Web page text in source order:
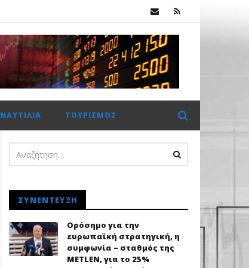
ΝΑΥΤΙΛΊΑ ΤΟΥΡΙΣΜΌΣ
ΣΥΝΈΝΤΕΥΞΗ
Ορόσημο για την
ευρωπαϊκή στρατηγική, η
συμφωνία – σταθμός της
METLEN, για το 25%